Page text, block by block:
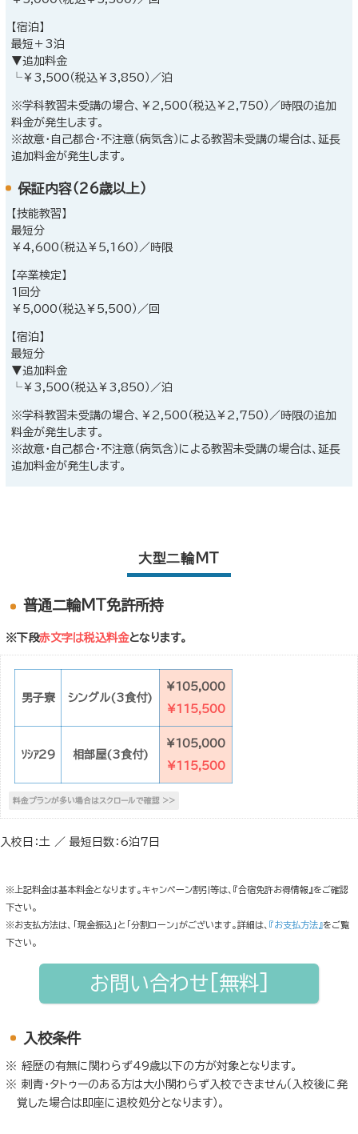
【宿泊】
最短＋3泊
▼追加料金
└￥3,500（税込￥3,850）／泊
※学科教習未受講の場合、￥2,500（税込￥2,750）／時限の追加
料金が発生します。
※故意・自己都合・不注意（病気含）による教習未受講の場合は、延長
追加料金が発生します。
保証内容（26歳以上）
【技能教習】
最短分
￥4,600（税込￥5,160）／時限
【卒業検定】
1回分
￥5,000（税込￥5,500）／回
【宿泊】
最短分
▼追加料金
└￥3,500（税込￥3,850）／泊
※学科教習未受講の場合、￥2,500（税込￥2,750）／時限の追加
料金が発生します。
※故意・自己都合・不注意（病気含）による教習未受講の場合は、延長
追加料金が発生します。
大型二輪MT
普通二輪MT免許所持
※下段赤文字は税込料金となります。
男子寮 シングル(3食付)
¥105,000
¥115,500
ｿｼｱ29 相部屋(3食付)
¥105,000
¥115,500
入校日：土 ／ 最短日数：6泊7日
※上記料金は基本料金となります。キャンペーン割引等は、『合宿免許お得情報』をご確認
下さい。
※お支払方法は、「現金振込」と「分割ローン」がございます。詳細は、 『お支払方法』をご覧
下さい。
お問い合わせ[無料]
入校条件
経歴の有無に関わらず49歳以下の方が対象となります。
刺青・タトゥーのある方は大小関わらず入校できません（入校後に発
覚した場合は即座に退校処分となります）。